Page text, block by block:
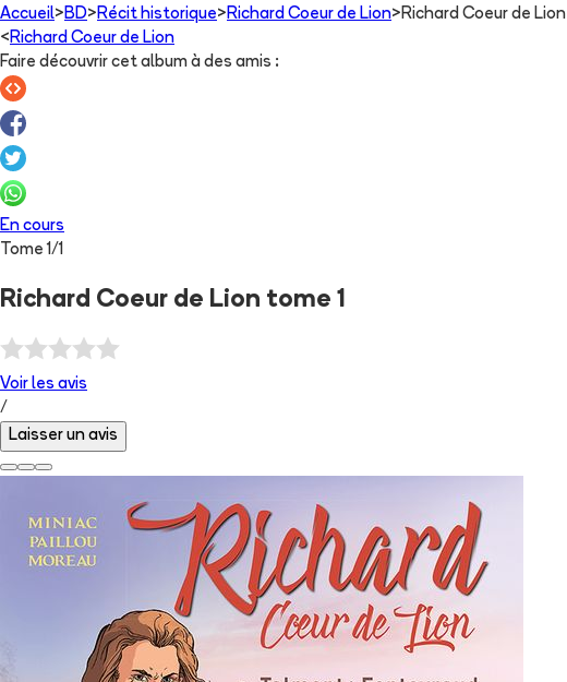
Accueil> BD> Récit historique> Richard Coeur de Lion> Richard Coeur de Lion
< Richard Coeur de Lion
Faire découvrir cet album à des amis :
En cours
Tome1/1
Richard Coeur de Lion tome 1
Voir les avis
/
Laisser un avis